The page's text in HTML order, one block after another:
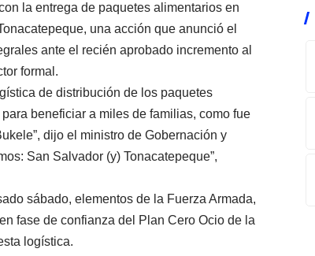
la entrega de paquetes alimentarios en
una acción que anunció el
ante el recién aprobado incremento al
formal.
de distribución de los paquetes
beneficiar a miles de familias, como fue
dijo el ministro de Gobernación y
San Salvador (y) Tonacatepeque”,
sábado, elementos de la Fuerza Armada,
fase de confianza del Plan Cero Ocio de la
logística.